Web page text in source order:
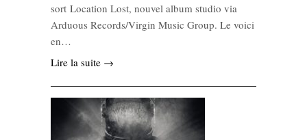
sort Location Lost, nouvel album studio via
Arduous Records/Virgin Music Group. Le voici
en…
Lire la suite →